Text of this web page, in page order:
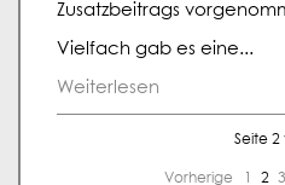
Zusatzbeitrags
Vielfach gab es eine...
Weiterlesen
Seite 2
Vorherige 2 3